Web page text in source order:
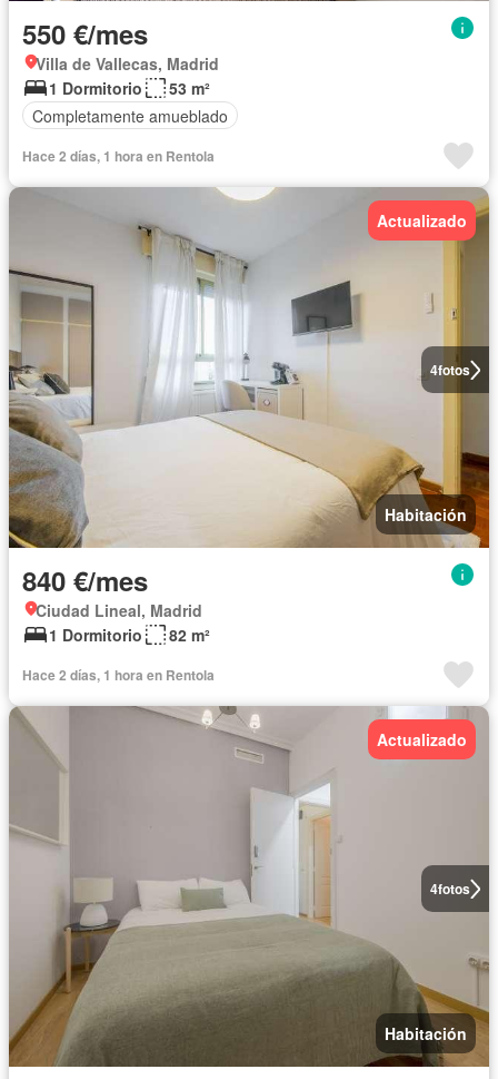
550 €/mes
Villa de Vallecas, Madrid
1 Dormitorio
53 m²
Completamente amueblado
Hace 2 días, 1 hora en Rentola
4fotos
Actualizado
Habitación
840 €/mes
Ciudad Lineal, Madrid
1 Dormitorio
82 m²
Hace 2 días, 1 hora en Rentola
4fotos
Actualizado
Habitación